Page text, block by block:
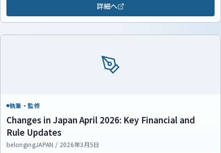
詳細へ
執筆・監修
Changes in Japan April 2026: Key Financial and
Rule Updates
belongingJAPAN / 2026年3月5日